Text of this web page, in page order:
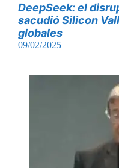
DeepSeek: el
sacudió Silicon
globales
09/02/2025